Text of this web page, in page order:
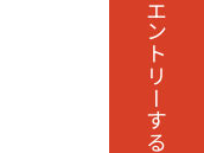
エントリーする